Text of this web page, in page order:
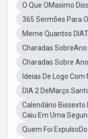
O Que OMaximo
365 Sermões Para
Meme Quantos
Charadas SobreAno
Charadas Sobre
Ideias De Logo
DIA 2 DeMarço
Calendário Bissexto
Caiu Em Uma
Quem Foi